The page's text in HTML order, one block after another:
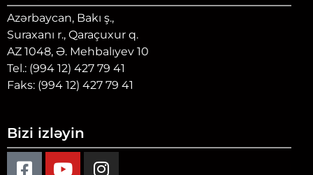
Azərbaycan, Bakı ş.,
Suraxanı r., Qaraçuxur q.
AZ 1048, Ə. Mehbalıyev 10
Tel.: (994 12) 427 79 41
Faks: (994 12) 427 79 41
Bizi izləyin